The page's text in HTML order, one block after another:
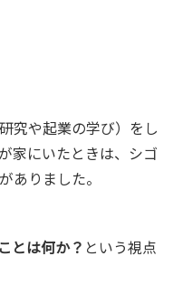
究や起業の学び）をし
家にいたときは、シゴ
がありました。
とは何か？ という視点